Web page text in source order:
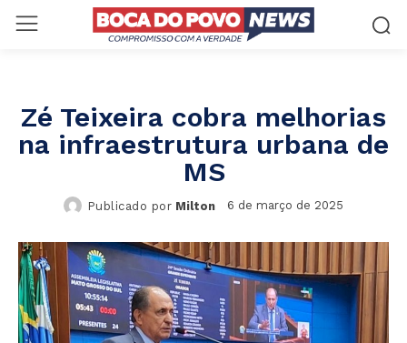
Zé Teixeira cobra melhorias
na infraestrutura urbana de
MS
Publicado por Milton 6 de março de 2025